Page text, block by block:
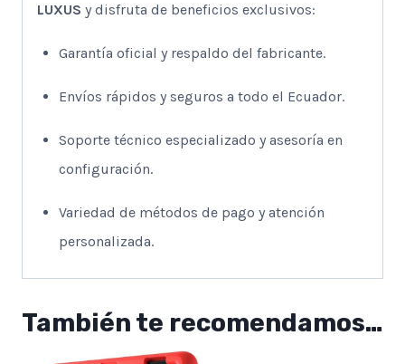
LUXUS y disfruta de beneficios exclusivos:
Garantía oficial y respaldo del fabricante.
Envíos rápidos y seguros a todo el Ecuador.
Soporte técnico especializado y asesoría en
configuración.
Variedad de métodos de pago y atención
personalizada.
También te recomendamos…